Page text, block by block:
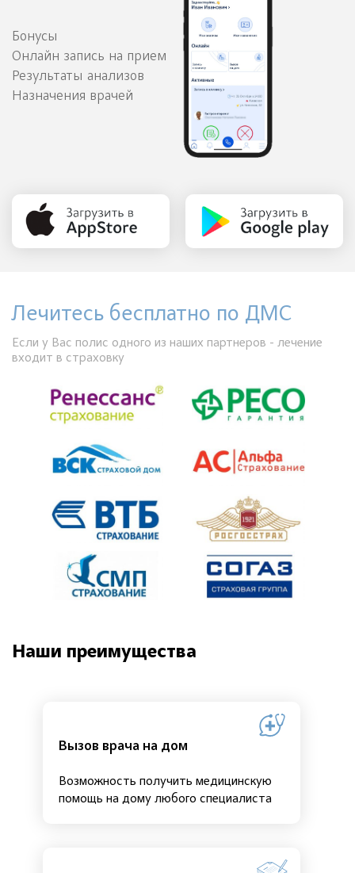
Бонусы
Онлайн запись на прием
Результаты анализов
Назначения врачей
Лечитесь бесплатно по ДМС
Если у Вас полис одного из наших партнеров - лечение
входит в страховку
Наши преимущества
Вызов врача на дом
Возможность получить медицинскую
помощь на дому любого специалиста